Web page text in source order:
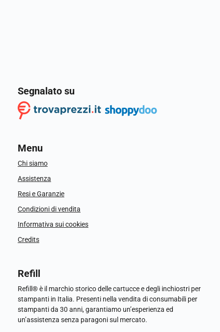
Segnalato su
Menu
Chi siamo
Assistenza
Resi e Garanzie
Condizioni di vendita
Informativa sui cookies
Credits
Refill
Refill® è il marchio storico delle cartucce e degli inchiostri per
stampanti in Italia. Presenti nella vendita di consumabili per
stampanti da 30 anni, garantiamo un’esperienza ed
un’assistenza senza paragoni sul mercato.